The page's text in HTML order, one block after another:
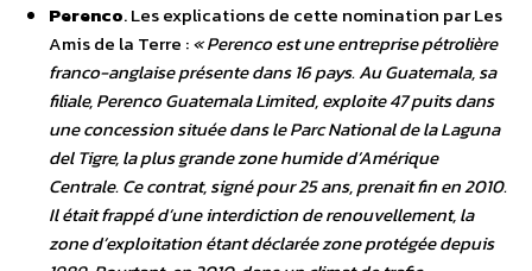
Perenco. Les explications de cette nomination par Les
Amis de la Terre :« Perenco est une entreprise pétrolière
franco-anglaise présente dans 16 pays. Au Guatemala, sa
filiale, Perenco Guatemala Limited, exploite 47 puits dans
une concession située dans le Parc National de la Laguna
del Tigre, la plus grande zone humide d’Amérique
Centrale. Ce contrat, signé pour 25 ans, prenait fin en 2010.
Il était frappé d’une interdiction de renouvellement, la
zone d’exploitation étant déclarée zone protégée depuis